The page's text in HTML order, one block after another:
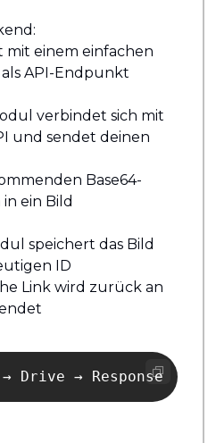
mit einem einfachen
API-Endpunkt
verbindet sich mit
und sendet deinen
Base64-
ein Bild
speichert das Bild
ID
Link wird zurück an
→ Drive → Response